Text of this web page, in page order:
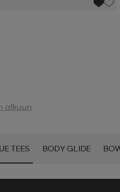
alkuun
TEES BODY GLIDE